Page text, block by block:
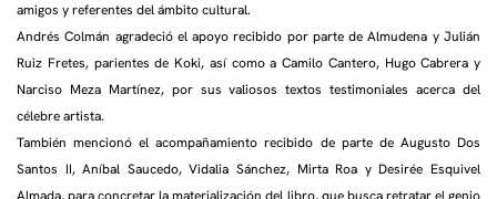
amigos y referentes del ámbito cultural.
Andrés Colmán agradeció el apoyo recibido por parte de Almudena y Julián
Ruiz Fretes, parientes de Koki, así como a Camilo Cantero, Hugo Cabrera y
Narciso Meza Martínez, por sus valiosos textos testimoniales acerca del
célebre artista.
También mencionó el acompañamiento recibido de parte de Augusto Dos
Santos II, Aníbal Saucedo, Vidalia Sánchez, Mirta Roa y Desirée Esquivel